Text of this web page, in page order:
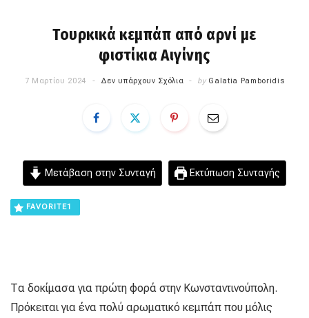
Τουρκικά κεμπάπ από αρνί με
φιστίκια Αιγίνης
7 Μαρτίου 2024 Δεν υπάρχουν Σχόλια by Galatia Pamboridis
Μετάβαση στην Συνταγή Εκτύπωση Συνταγής
FAVORITE1
Τα δοκίμασα για πρώτη φορά στην Κωνσταντινούπολη.
Πρόκειται για ένα πολύ αρωματικό κεμπάπ που μόλις